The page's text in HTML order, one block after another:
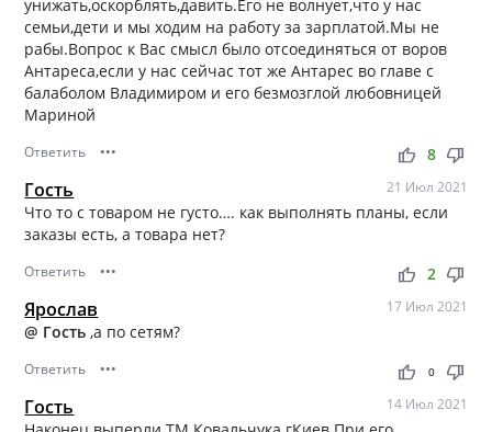
унижать,оскорблять,давить.Его не волнует,что у нас
семьи,дети и мы ходим на работу за зарплатой.Мы не
рабы.Вопрос к Вас смысл было отсоединяться от воров
Антареса,если у нас сейчас тот же Антарес во главе с
балаболом Владимиром и его безмозглой любовницей
Мариной
Ответить ••• thumb_up thumb_down
8
Гость 21 Июл 2021
Что то с товаром не густо…. как выполнять планы, если
заказы есть, а товара нет?
Ответить ••• thumb_up thumb_down
2
Ярослав 17 Июл 2021
@ Гость,а по сетям?
Ответить ••• thumb_up thumb_down
0
Гость 14 Июл 2021